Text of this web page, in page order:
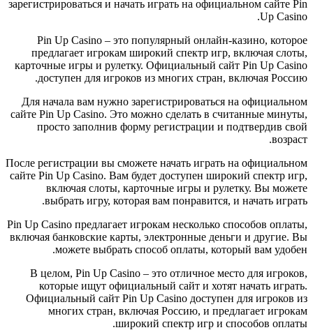
зарегистрироваться и начать играть на официальном сайте Pin
Up Casino.
Pin Up Casino – это популярный онлайн-казино, которое
предлагает игрокам широкий спектр игр, включая слоты,
карточные игры и рулетку. Официальный сайт Pin Up Casino
доступен для игроков из многих стран, включая Россию.
Для начала вам нужно зарегистрироваться на официальном
сайте Pin Up Casino. Это можно сделать в считанные минуты,
просто заполнив форму регистрации и подтвердив свой
возраст.
После регистрации вы сможете начать играть на официальном
сайте Pin Up Casino. Вам будет доступен широкий спектр игр,
включая слоты, карточные игры и рулетку. Вы можете
выбрать игру, которая вам понравится, и начать играть.
Pin Up Casino предлагает игрокам несколько способов оплаты,
включая банковские карты, электронные деньги и другие. Вы
можете выбрать способ оплаты, который вам удобен.
В целом, Pin Up Casino – это отличное место для игроков,
которые ищут официальный сайт и хотят начать играть.
Официальный сайт Pin Up Casino доступен для игроков из
многих стран, включая Россию, и предлагает игрокам
широкий спектр игр и способов оплаты.